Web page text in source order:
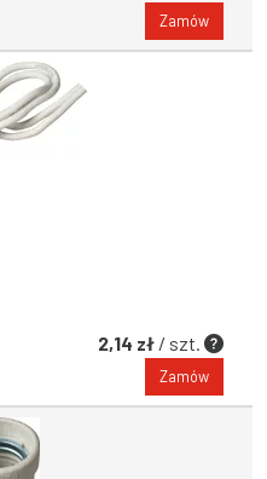
Zamów
2,14 zł / szt.
Zamów